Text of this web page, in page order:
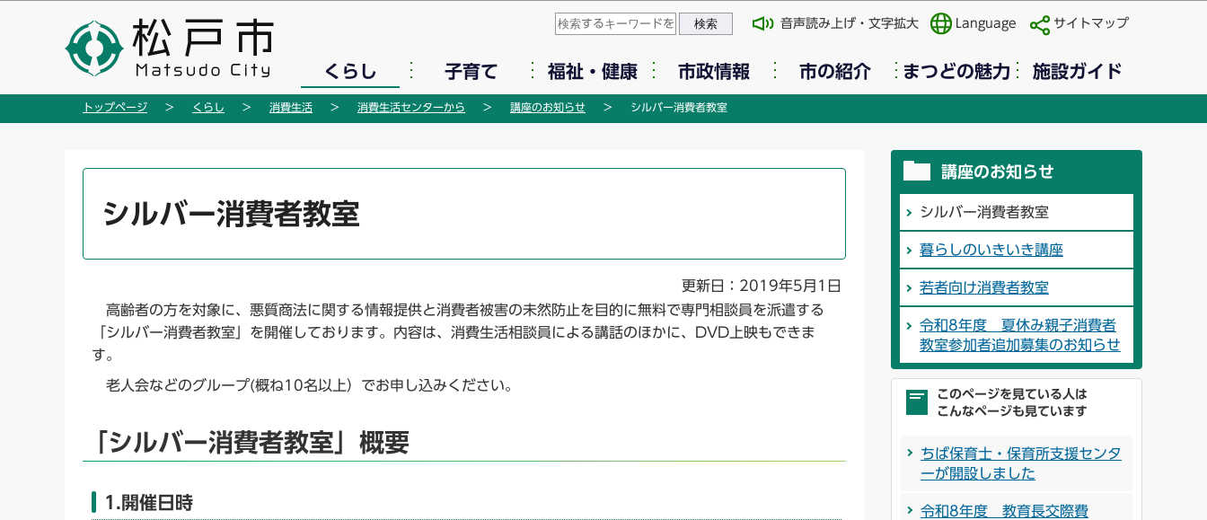
の
このページの本文へ移動
音声読み上げ・文字拡大 Language サイトマップ
くらし 子育て 福祉・健康 市政情報 市の紹介 まつどの魅力 施設ガイド
トップページ くらし 消費生活 消費生活センターから 講座のお知らせ シルバー消費者教室
シルバー消費者教室
更新日：2019年5月1日
高齢者の方を対象に、悪質商法に関する情報提供と消費者被害の未然防止を目的に無料で専門相談員を派遣する
「シルバー消費者教室」を開催しております。内容は、消費生活相談員による講話のほかに、DVD上映もできま
す。
老人会などのグループ(概ね10名以上）でお申し込みください。
「シルバー消費者教室」概要
1.開催日時
講座のお知らせ
シルバー消費者教室
暮らしのいきいき講座
若者向け消費者教室
令和8年度 夏休み親子消費者
教室参加者追加募集のお知らせ
このページを見ている人は
こんなページも見ています
ちば保育士・保育所支援センタ
ーが開設しました
令和8年度 教育長交際費